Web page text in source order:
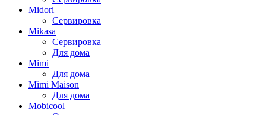
Midori
Сервировка
Mikasa
Сервировка
Для дома
Mimi
Для дома
Mimi Maison
Для дома
Mobicool